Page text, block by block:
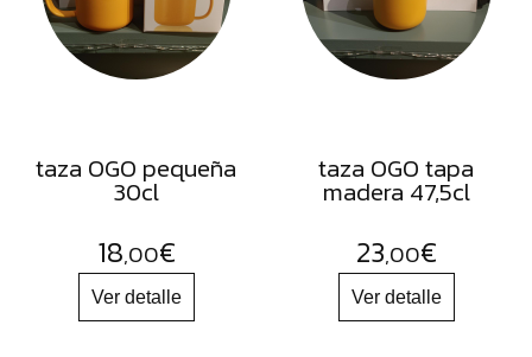
FRUTOS
SECOS
SAL
HARINAS
ACEITES
FLORES
PRODUCTOS
ACCESORIOS
taza OGO pequeña
30cl
18,00€
taza OGO tapa
madera 47,5cl
23,00€